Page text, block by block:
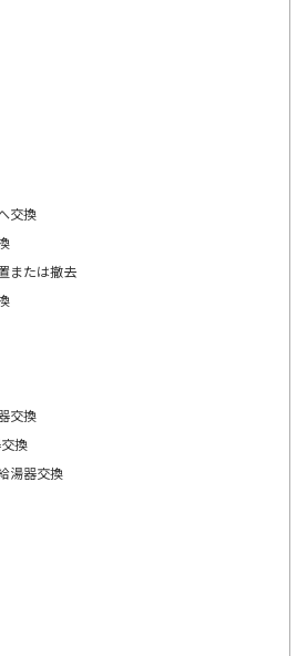
交換
または撤去
交換
換
湯器交換